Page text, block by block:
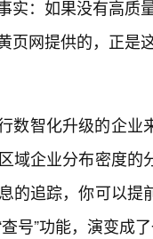
实：如果没有高质
页网提供的，正是
数智化升级的企
域企业分布密度
的追踪，你可以
号”功能，演变成